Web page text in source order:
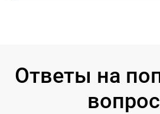
Ответы на